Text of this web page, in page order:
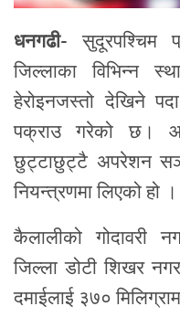
धनगढी- सुदूरपश्चिम
जिल्लाका विभिन्न
हेरोइनजस्तो देखिने
पक्राउ गरेको छ।
छुट्टाछुट्टै अपरेशन
नियन्त्रणमा लिएको हो ।
कैलालीको गोदावरी
जिल्ला डोटी शिखर
दमाईलाई ३७०